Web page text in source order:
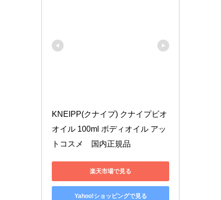
KNEIPP(クナイプ) クナイプビオ
オイル 100ml ボディオイル アッ
トコスメ　国内正規品
楽天市場で見る
Yahoo!ショッピングで見る